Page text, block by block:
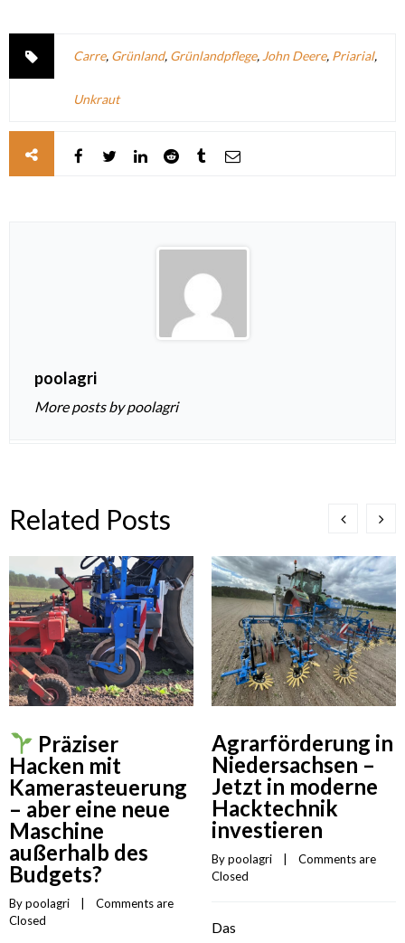
Carre, Grünland, Grünlandpflege, John Deere, Priarial,
Unkraut
poolagri
More posts by poolagri
Related Posts
Präziser
Hacken mit
Kamerasteuerung
– aber eine neue
Maschine
außerhalb des
Budgets?
By poolagri
Comments are
Closed
Agrarförderung in
Niedersachsen –
Jetzt in moderne
Hacktechnik
investieren
By poolagri
Comments are
Closed
Das